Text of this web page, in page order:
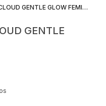
TÊNIS SKECHERS CLOUD GENTLE GLOW FEMININO
GENTLE